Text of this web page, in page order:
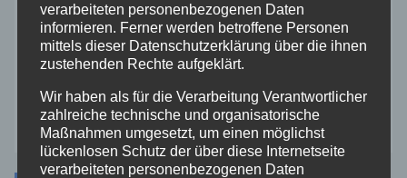
Video
Westerwald
Zoll
verarbeiteten personenbezogenen Daten
informieren. Ferner werden betroffene Personen
mittels dieser Datenschutzerklärung über die ihnen
zustehenden Rechte aufgeklärt.
Wir haben als für die Verarbeitung Verantwortlicher
zahlreiche technische und organisatorische
Maßnahmen umgesetzt, um einen möglichst
lückenlosen Schutz der über diese Internetseite
verarbeiteten personenbezogenen Daten